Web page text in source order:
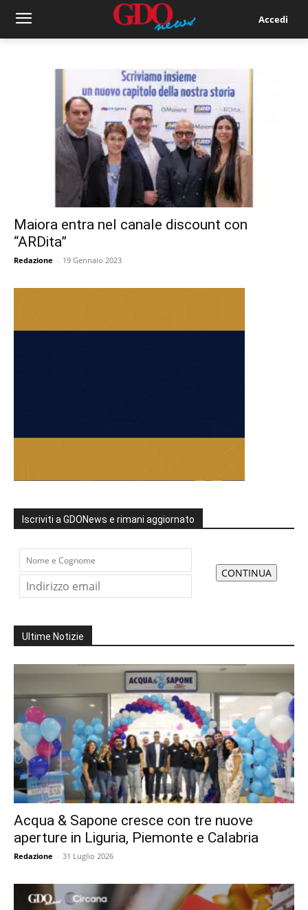
Accedi
Maiora entra nel canale discount con
“ARDita”
Redazione - 19 Gennaio 2023
Iscriviti a GDONews e rimani aggiornato
Ultime Notizie
Acqua & Sapone cresce con tre nuove
aperture in Liguria, Piemonte e Calabria
Redazione - 31 Luglio 2026